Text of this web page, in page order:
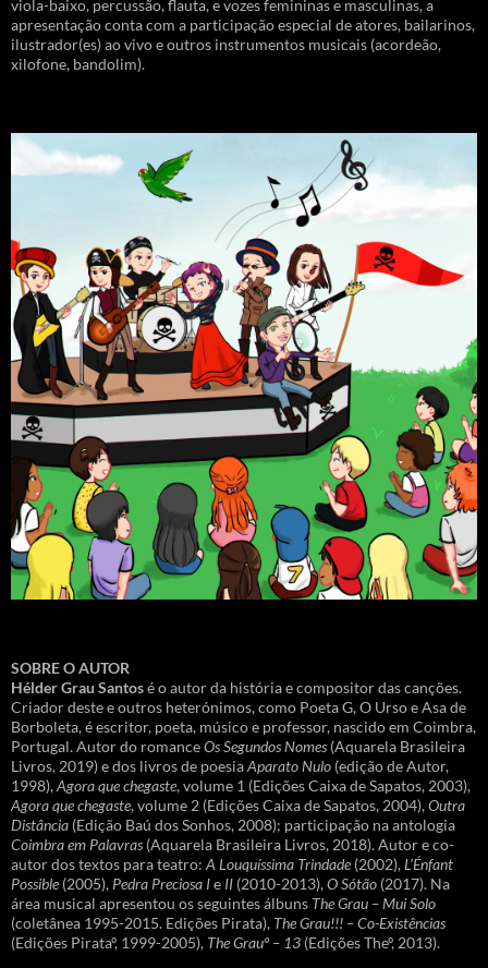
viola-baixo, percussão, flauta, e vozes femininas e masculinas, a
apresentação conta com a participação especial de atores, bailarinos,
ilustrador(es) ao vivo e outros instrumentos musicais (acordeão,
xilofone, bandolim).
SOBRE O AUTOR
Hélder Grau Santosé o autor da história e compositor das canções.
Criador deste e outros heterónimos, como Poeta G, O Urso e Asa de
Borboleta, é escritor, poeta, músico e professor, nascido em Coimbra,
Portugal. Autor do romanceOs Segundos Nomes (Aquarela Brasileira
Livros, 2019) e dos livros de poesiaAparato Nulo (edição de Autor,
1998),Agora que chegaste, volume 1 (Edições Caixa de Sapatos, 2003),
Agora que chegaste, volume 2 (Edições Caixa de Sapatos, 2004),Outra
Distância (Edição Baú dos Sonhos, 2008); participação na antologia
Coimbra em Palavras (Aquarela Brasileira Livros, 2018). Autor e co-
autor dos textos para teatro: A Louquíssima Trindade (2002),L’Énfant
Possible (2005), Pedra Preciosa Ie II (2010-2013),O Sótão (2017). Na
área musical apresentou os seguintes álbuns The Grau – Mui Solo
(coletânea 1995-2015. Edições Pirata), The Grau!!! – Co-Existências
(Edições Pirataº, 1999-2005), The Grauº – 13 (Edições Theº, 2013).